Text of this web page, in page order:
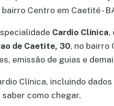
Centro em Caetité -
Cardio Clínica,
de Caetite, 30, no bairro
emissão de guias e
Clínica, incluindo
como chegar.